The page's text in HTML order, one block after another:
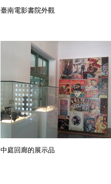
臺南電影書院外觀
中庭回廊的展示品